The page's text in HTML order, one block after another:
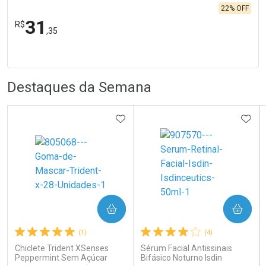
R$31 ,35
22% OFF
Laboratório
Ativar Desconto
Comprar sem Desconto
Comprar sem Desconto
Destaques da Semana
(1)
Chiclete Trident XSenses
Peppermint Sem Açúcar
ADICIONAR AOS FAVORITOS
COMPRAR
(4)
Sérum Facial Antissinais
Bifásico Noturno Isdin
COMPRAR